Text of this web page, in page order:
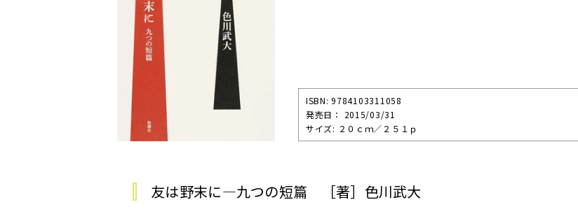
ISBN: 9784103311058
発売⽇： 2015/03/31
サイズ: ２０ｃｍ／２５１ｐ
友は野末に―九つの短篇 ［著］色川武大